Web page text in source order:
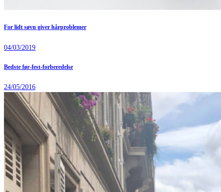
For lidt søvn giver hårproblemer
04/03/2019
Bedste før-fest-forberedelse
24/05/2016